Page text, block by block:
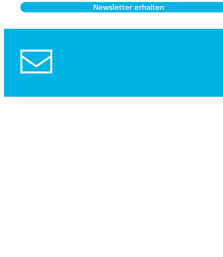
Newsletter erhalten